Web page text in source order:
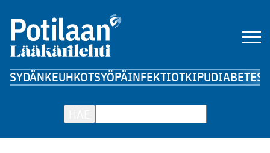
SYDÄNKEUHKOTSYÖPÄINFEKTIOTKIPUDIABETES